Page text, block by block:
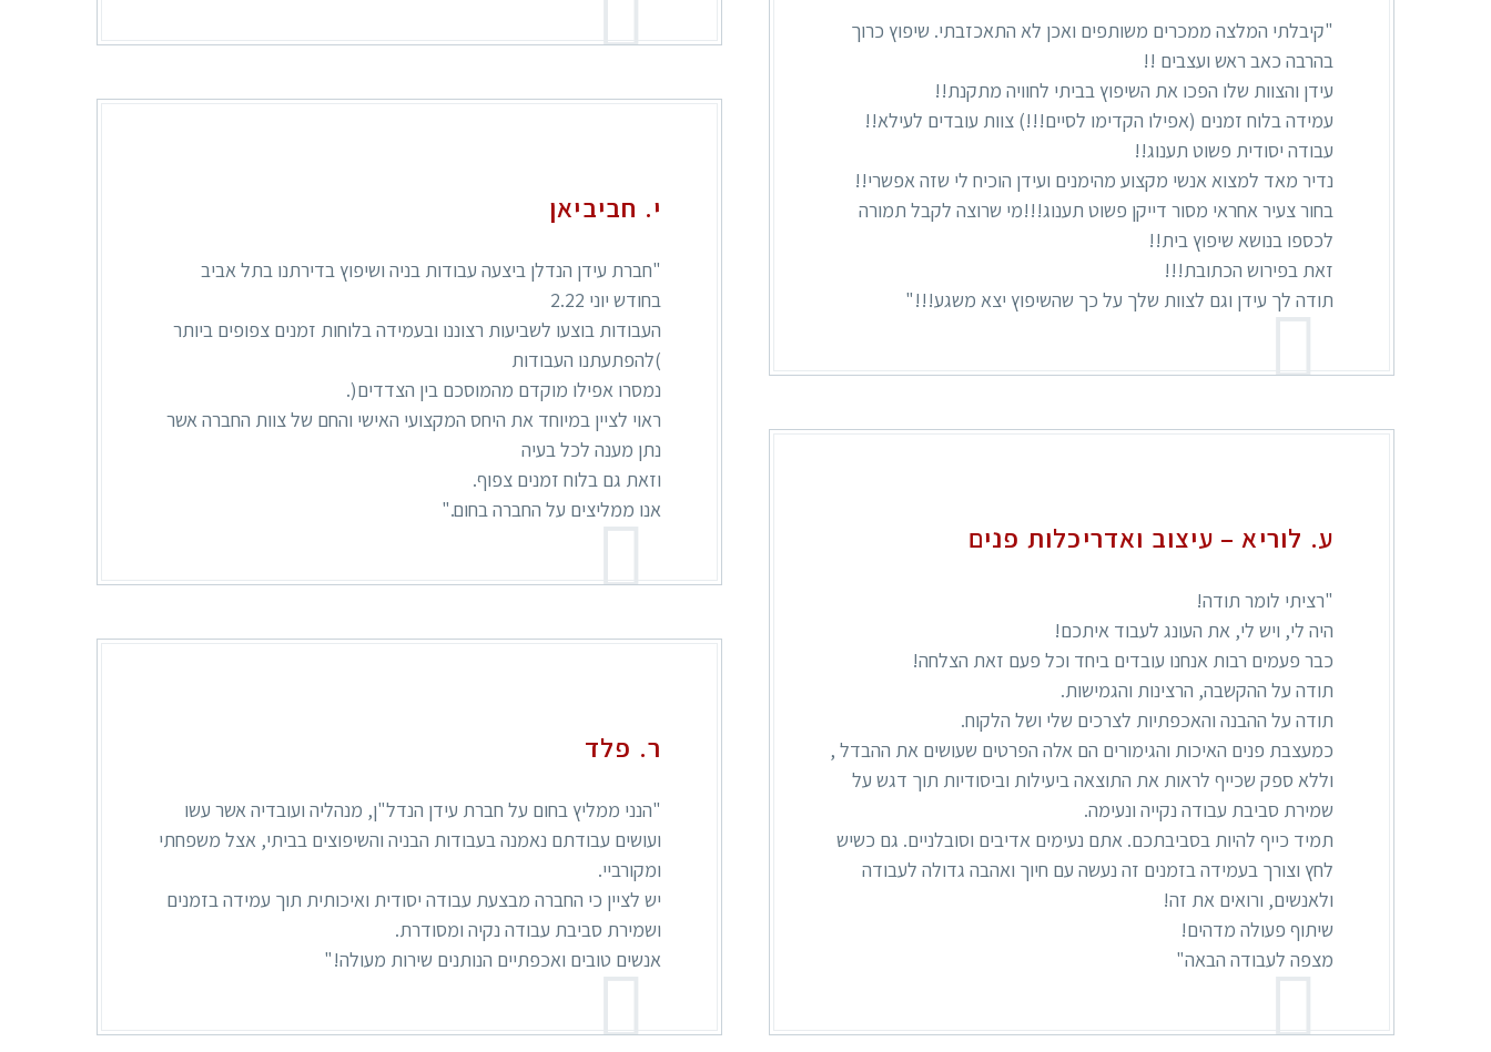
י. חביביאן
"חברת עידן הנדלן ביצעה עבודות בניה ושיפוץ בדירתנו בתל אביב
בחודש יוני 2.22
העבודות בוצעו לשביעות רצוננו ובעמידה בלוחות זמנים צפופים ביותר
)להפתעתנו העבודות
נמסרו אפילו מוקדם מהמוסכם בין הצדדים(.
ראוי לציין במיוחד את היחס המקצועי האישי והחם של צוות החברה אשר
נתן מענה לכל בעיה
וזאת גם בלוח זמנים צפוף.
אנו ממליצים על החברה בחום."
ר. פלד
"הנני ממליץ בחום על חברת עידן הנדל"ן, מנהליה ועובדיה אשר עשו
ועושים עבודתם נאמנה בעבודות הבניה והשיפוצים בביתי, אצל משפחתי
ומקורביי.
יש לציין כי החברה מבצעת עבודה יסודית ואיכותית תוך עמידה בזמנים
ושמירת סביבת עבודה נקיה ומסודרת.
אנשים טובים ואכפתיים הנותנים שירות מעולה!"
"קיבלתי המלצה ממכרים משותפים ואכן לא התאכזבתי. שיפוץ כרוך
בהרבה כאב ראש ועצבים !!
עידן והצוות שלו הפכו את השיפוץ בביתי לחוויה מתקנת!!
עמידה בלוח זמנים (אפילו הקדימו לסיים!!!) צוות עובדים לעילא!!
עבודה יסודית פשוט תענוג!!
נדיר מאד למצוא אנשי מקצוע מהימנים ועידן הוכיח לי שזה אפשרי!!
בחור צעיר אחראי מסור דייקן פשוט תענוג!!!מי שרוצה לקבל תמורה
לכספו בנושא שיפוץ בית!!
זאת בפירוש הכתובת!!!
תודה לך עידן וגם לצוות שלך על כך שהשיפוץ יצא משגע!!!"
ע. לוריא – עיצוב ואדריכלות פנים
"רציתי לומר תודה!
היה לי, ויש לי, את העונג לעבוד איתכם!
כבר פעמים רבות אנחנו עובדים ביחד וכל פעם זאת הצלחה!
תודה על ההקשבה, הרצינות והגמישות.
תודה על ההבנה והאכפתיות לצרכים שלי ושל הלקוח.
כמעצבת פנים האיכות והגימורים הם אלה הפרטים שעושים את ההבדל ,
וללא ספק שכייף לראות את התוצאה ביעילות וביסודיות תוך דגש על
שמירת סביבת עבודה נקייה ונעימה.
תמיד כייף להיות בסביבתכם. אתם נעימים אדיבים וסובלניים. גם כשיש
לחץ וצורך בעמידה בזמנים זה נעשה עם חיוך ואהבה גדולה לעבודה
ולאנשים, ורואים את זה!
שיתוף פעולה מדהים!
מצפה לעבודה הבאה"